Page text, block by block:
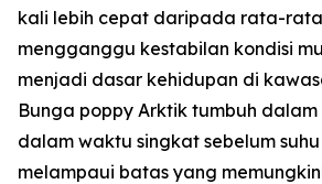
kali lebih cepat daripada rata-
mengganggu kestabilan kondisi
menjadi dasar kehidupan di
Bunga poppy Arktik tumbuh dalam
dalam waktu singkat sebelum
melampaui batas yang